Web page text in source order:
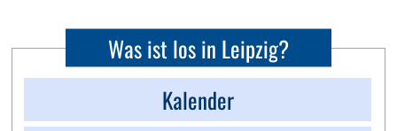
Was ist los in Leipzig?
Kalender